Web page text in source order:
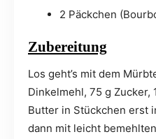
2 Päckchen
Zubereitung
Los geht’s mit dem
Dinkelmehl, 75 g Zucker,
Butter in Stückchen erst
dann mit leicht